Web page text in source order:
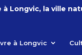
à Longvic, la ville
à Longvic